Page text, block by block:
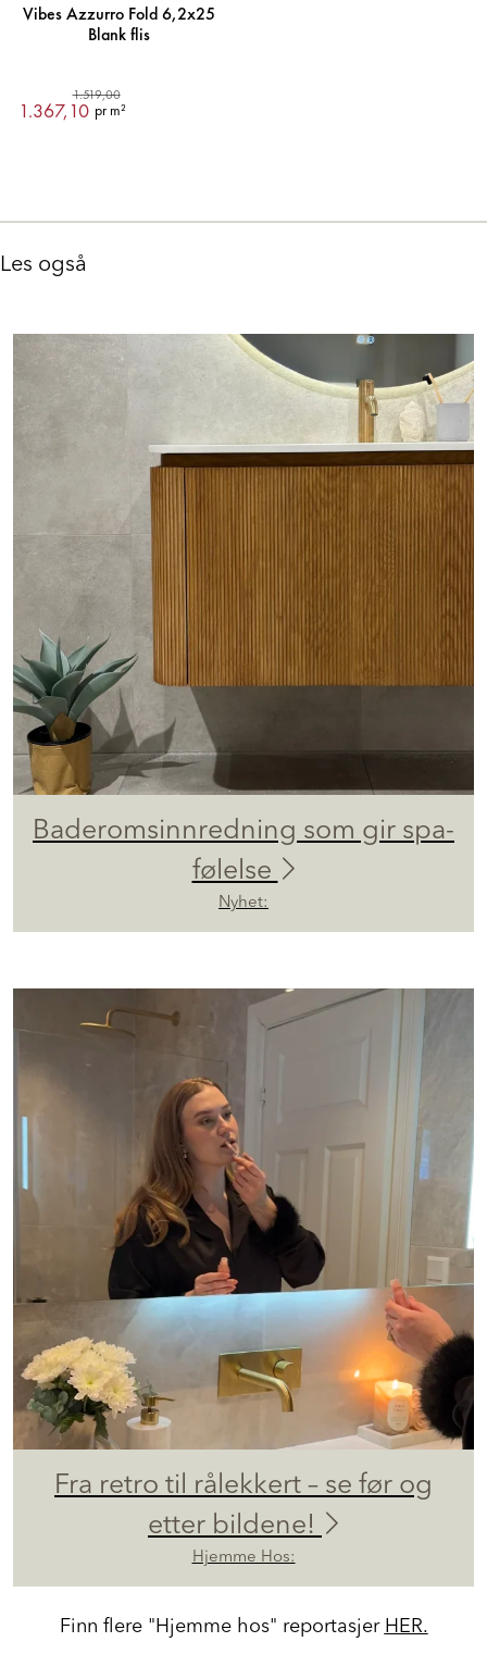
Vibes Azzurro Fold 6,2x25
Blank flis
1.519,00
1.367,10 pr m²
Les også
Baderomsinnredning som gir spa-
følelse
Nyhet:
Fra retro til rålekkert – se før og
etter bildene!
Hjemme Hos:
Finn flere "Hjemme hos" reportasjer HER.